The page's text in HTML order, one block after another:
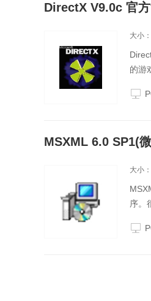
DirectX V9.0c 官
大小
的游
MSXML 6.0 SP1(
大小
序。